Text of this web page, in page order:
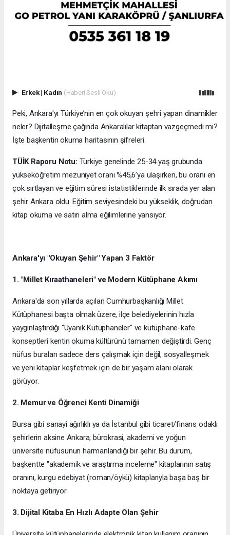
Erkek| Kadın (Haberi Sesli Oku)
Peki, Ankara'yı Türkiye’nin en çok okuyan şehri yapan dinamikler
neler? Dijitalleşme çağında Ankaralılar kitaptan vazgeçmedi mi?
İşte başkentin okuma haritasının şifreleri.
TÜİK Raporu Notu: Türkiye genelinde 25-34 yaş grubunda
yükseköğretim mezuniyet oranı %45,6’ya ulaşırken, bu oranı en
çok sırtlayan ve eğitim süresi istatistiklerinde ilk sırada yer alan
şehir Ankara oldu. Eğitim seviyesindeki bu yükseklik, doğrudan
kitap okuma ve satın alma eğilimlerine yansıyor.
Ankara'yı "Okuyan Şehir" Yapan 3 Faktör
1. "Millet Kıraathaneleri" ve Modern Kütüphane Akımı
Ankara'da son yıllarda açılan Cumhurbaşkanlığı Millet
Kütüphanesi başta olmak üzere, ilçe belediyelerinin hızla
yaygınlaştırdığı "Uyanık Kütüphaneler" ve kütüphane-kafe
konseptleri kentin okuma kültürünü tamamen değiştirdi. Genç
nüfus buraları sadece ders çalışmak için değil, sosyalleşmek
ve yeni kitaplar keşfetmek için de bir yaşam alanı olarak
görüyor.
2. Memur ve Öğrenci Kenti Dinamiği
Bursa gibi sanayi ağırlıklı ya da İstanbul gibi ticaret/finans odaklı
şehirlerin aksine Ankara; bürokrasi, akademi ve yoğun
üniversite nüfusunun harmanlandığı bir şehir. Bu durum,
başkentte "akademik ve araştırma inceleme" kitaplarının satış
oranını, kurgu edebiyat (roman/öykü) kitaplarıyla başa baş bir
noktaya getiriyor.
3. Dijital Kitaba En Hızlı Adapte Olan Şehir